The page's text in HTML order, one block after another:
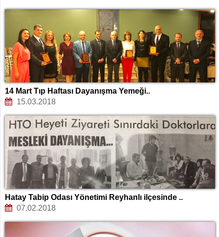
14 Mart Tıp Haftası Dayanışma Yemeği..
15.03.2018
Hatay Tabip Odası Yönetimi Reyhanlı ilçesinde ..
07.02.2018